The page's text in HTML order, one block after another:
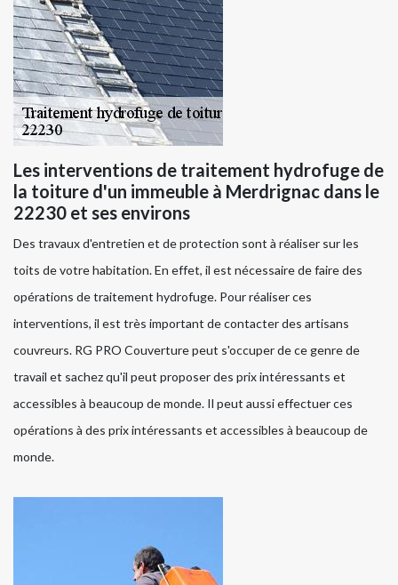
Les interventions de traitement hydrofuge de
la toiture d'un immeuble à Merdrignac dans le
22230 et ses environs
Des travaux d'entretien et de protection sont à réaliser sur les
toits de votre habitation. En effet, il est nécessaire de faire des
opérations de traitement hydrofuge. Pour réaliser ces
interventions, il est très important de contacter des artisans
couvreurs. RG PRO Couverture peut s'occuper de ce genre de
travail et sachez qu'il peut proposer des prix intéressants et
accessibles à beaucoup de monde. Il peut aussi effectuer ces
opérations à des prix intéressants et accessibles à beaucoup de
monde.